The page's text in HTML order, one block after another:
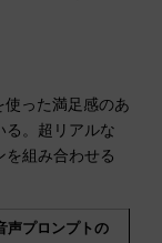
った満足感のあ
る。超リアルな
組み合わせる
声プロンプトの